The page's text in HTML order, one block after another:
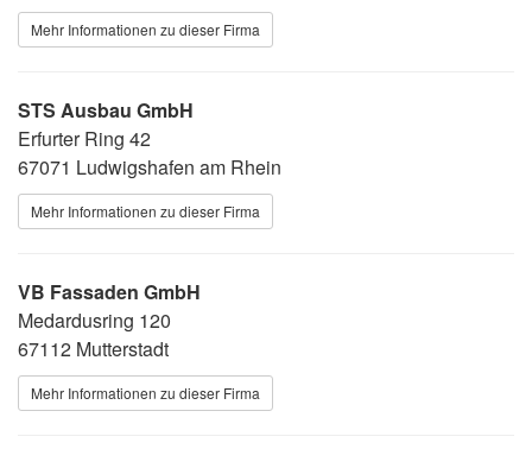
Mehr Informationen zu dieser Firma
STS Ausbau GmbH
Erfurter Ring 42
67071 Ludwigshafen am Rhein
Mehr Informationen zu dieser Firma
VB Fassaden GmbH
Medardusring 120
67112 Mutterstadt
Mehr Informationen zu dieser Firma